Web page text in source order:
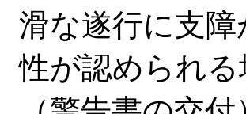
滑な遂行に支
性が認められ